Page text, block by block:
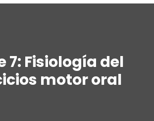
7: Fisiología del
motor oral